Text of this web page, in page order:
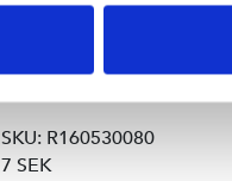
SKU: R160530080
7 SEK